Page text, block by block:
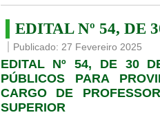
EDITAL Nº 54, DE
Publicado: 27 Fevereiro 2025
EDITAL Nº 54, DE 30
PÚBLICOS PARA
CARGO DE
SUPERIOR